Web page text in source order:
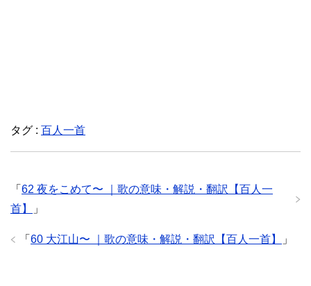
タグ : 百人一首
「 62 夜をこめて〜 ｜歌の意味・解説・翻訳【百人一
首】
」
「 60 大江山〜 ｜歌の意味・解説・翻訳【百人一首】 」